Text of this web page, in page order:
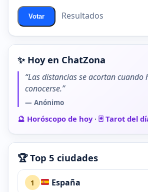
Votar Resultados
✨ Hoy en ChatZona
“Las distancias se acortan cuando
conocerse.”
— Anónimo
🔮 Horóscopo de hoy· 🃏 Tarot del
🏆 Top 5 ciudades
1 España